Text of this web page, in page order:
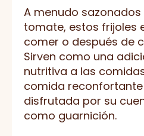
A menudo
tomate, estos frijoles
comer o después de
Sirven como una
nutritiva a las
comida
disfrutada por su
como guarnición.